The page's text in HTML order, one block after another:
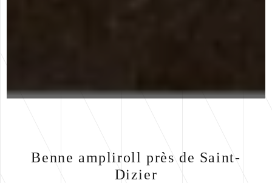
Benne ampliroll près de Saint-
Dizier